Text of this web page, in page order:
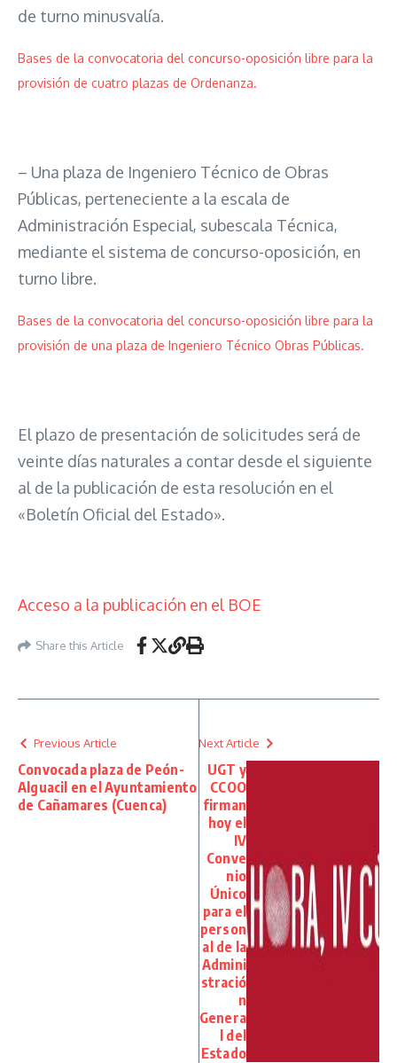
de turno minusvalía.
Bases de la convocatoria del concurso-oposición libre para la
provisión de cuatro plazas de Ordenanza.
– Una plaza de Ingeniero Técnico de Obras
Públicas, perteneciente a la escala de
Administración Especial, subescala Técnica,
mediante el sistema de concurso-oposición, en
turno libre.
Bases de la convocatoria del concurso-oposición libre para la
provisión de una plaza de Ingeniero Técnico Obras Públicas.
El plazo de presentación de solicitudes será de
veinte días naturales a contar desde el siguiente
al de la publicación de esta resolución en el
«Boletín Oficial del Estado».
Acceso a la publicación en el BOE
Share this Article
Previous Article
Convocada plaza de Peón-
Alguacil en el Ayuntamiento
de Cañamares (Cuenca)
Next Article
UGT y
CCOO
firman
hoy el
IV
Conve
nio
Único
para el
person
al de la
Admini
stració
n
Genera
l del
Estado